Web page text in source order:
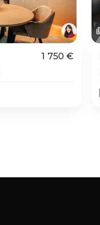
1 750 €